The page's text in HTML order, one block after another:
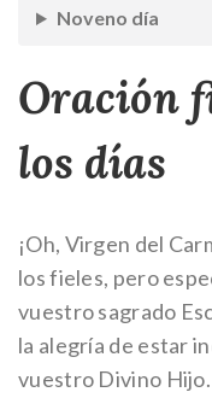
Noveno día
Oración
los días
¡Oh, Virgen del
los fieles, pero
vuestro sagrado
la alegría de estar
vuestro Divino